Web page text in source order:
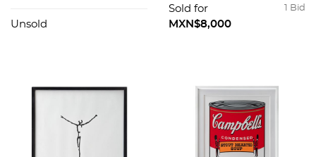
Unsold
1 Bid
Sold for
MXN$8,000